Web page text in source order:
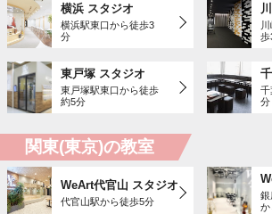
横浜 スタジオ
横浜駅東口から徒歩3
分
歩
東戸塚 スタジオ
東戸塚駅東口から徒歩
約5分
千
分
関東(東京)の教室
WeArt代官山 スタジオ
代官山駅から徒歩5分
銀
か